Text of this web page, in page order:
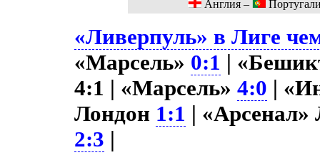
Англия –
«Ливерпуль» в Лиге
«Марсель» 0:1 |
4:1 | «Марсель»4:0 |
Лондон 1:1 |
2:3 |